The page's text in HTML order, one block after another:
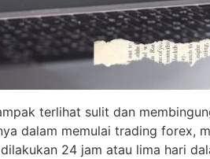
terlihat sulit dan
dalam memulai trading
24 jam atau lima hari